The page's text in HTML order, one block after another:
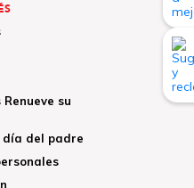
su
día del padre